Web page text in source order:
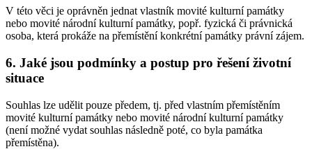
V této věci je oprávněn jednat vlastník movité kulturní památky
nebo movité národní kulturní památky, popř. fyzická či právnická
osoba, která prokáže na přemístění konkrétní památky právní zájem.
6. Jaké jsou podmínky a postup pro řešení životní
situace
Souhlas lze udělit pouze předem, tj. před vlastním přemístěním
movité kulturní památky nebo movité národní kulturní památky
(není možné vydat souhlas následně poté, co byla památka
přemístěna).